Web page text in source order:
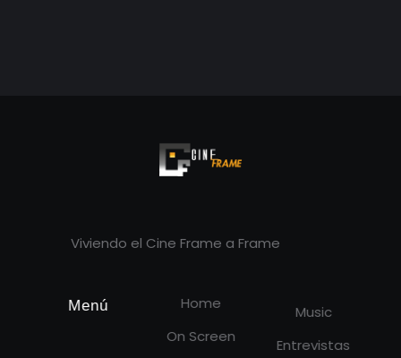
Viviendo el Cine Frame a Frame
Menú
Home
On Screen
Music
Entrevistas